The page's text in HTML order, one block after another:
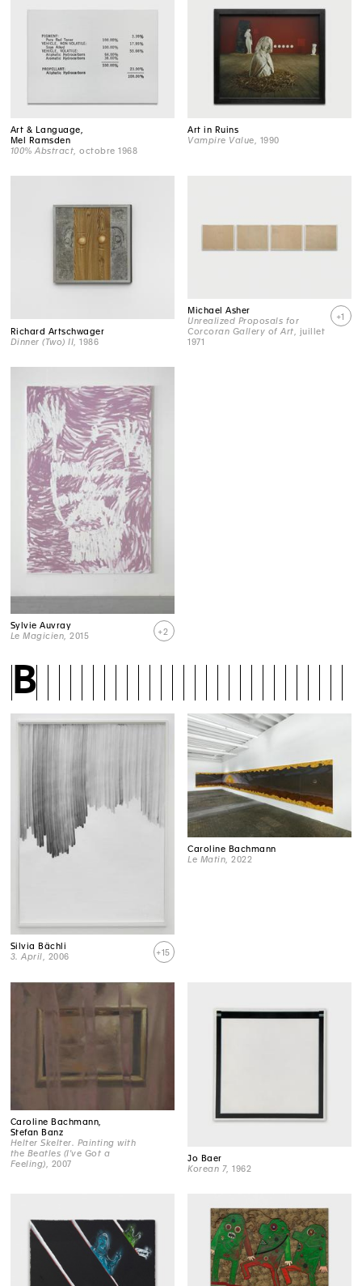
Art & Language,
Mel Ramsden
100% Abstract , octobre 1968
Art in Ruins
Vampire Value , 1990
Richard Artschwager
Dinner (Two) II , 1986
Michael Asher
Unrealized Proposals for
Corcoran Gallery of Art , juillet
1971
+1
Sylvie Auvray
Le Magicien , 2015 +2
B
Silvia Bächli
3. April , 2006 +15
Caroline Bachmann
Le Matin , 2022
Caroline Bachmann,
Stefan Banz
Helter Skelter. Painting with
the Beatles (I've Got a
Feeling), 2007
Jo Baer
Korean 7, 1962